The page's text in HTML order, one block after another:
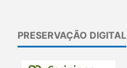
PRESERVAÇÃO DIGITAL